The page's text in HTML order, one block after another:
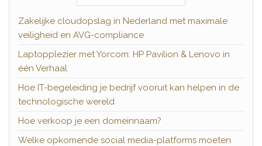
Zakelijke cloudopslag in Nederland met maximale
veiligheid en AVG-compliance
Laptopplezier met Yorcom: HP Pavilion & Lenovo in
één Verhaal
Hoe IT-begeleiding je bedrijf vooruit kan helpen in de
technologische wereld
Hoe verkoop je een domeinnaam?
Welke opkomende social media-platforms moeten